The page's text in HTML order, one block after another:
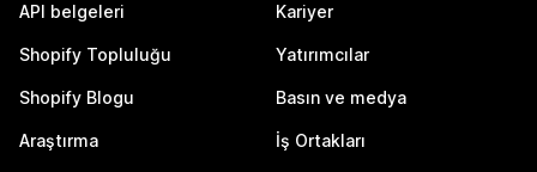
API belgeleri
Shopify Topluluğu
Shopify Blogu
Araştırma
Kariyer
Yatırımcılar
Basın ve medya
İş Ortakları